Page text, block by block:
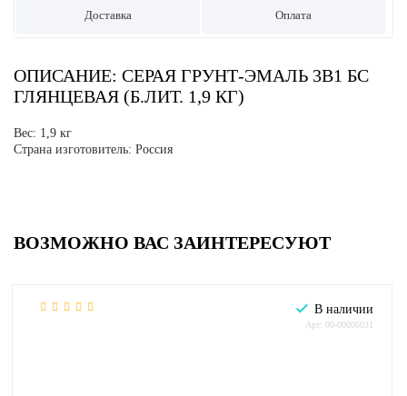
Доставка Оплата
ОПИСАНИЕ: СЕРАЯ ГРУНТ-ЭМАЛЬ 3В1 БС
ГЛЯНЦЕВАЯ (Б.ЛИТ. 1,9 КГ)
Вес: 1,9 кг
Страна изготовитель: Россия
ВОЗМОЖНО ВАС ЗАИНТЕРЕСУЮТ
В наличии
Арт: 00-00006031